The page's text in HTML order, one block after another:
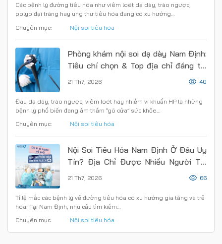
Các bệnh lý đường tiêu hóa như viêm loét dạ dày, trào ngược,
polyp đại tràng hay ung thư tiêu hóa đang có xu hướng…
Chuyên mục: Nội soi tiêu hóa
Phòng khám nội soi dạ dày Nam Định:
Tiêu chí chọn & Top địa chỉ đáng tin
Đau dạ dày, trào ngược, viêm loét hay nhiễm vi khuẩn HP là những
bệnh lý phổ biến đang âm thầm “gõ cửa” sức khỏe…
21 Th7, 2026 40
Chuyên mục: Nội soi tiêu hóa
Nội Soi Tiêu Hóa Nam Định Ở Đâu Uy
Tín? Địa Chỉ Được Nhiều Người Tin
Tỉ lệ mắc các bệnh lý về đường tiêu hóa có xu hướng gia tăng và trẻ
hóa. Tại Nam Định, nhu cầu tìm kiếm…
21 Th7, 2026 66
Chuyên mục: Nội soi tiêu hóa